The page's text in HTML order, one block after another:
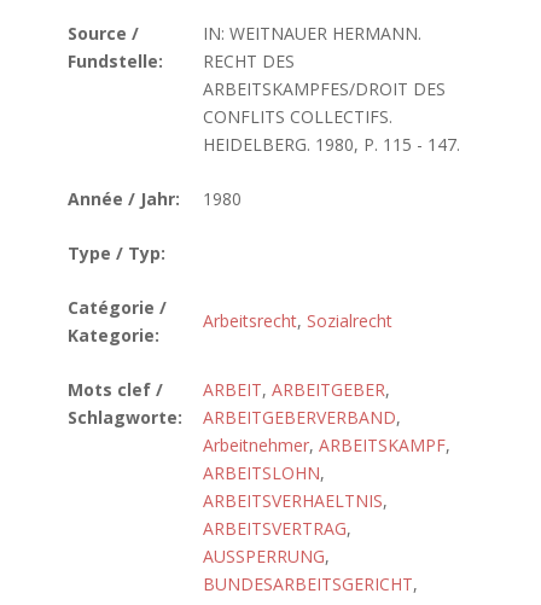
Source /
Fundstelle:
IN: WEITNAUER HERMANN.
RECHT DES
ARBEITSKAMPFES/DROIT DES
CONFLITS COLLECTIFS.
HEIDELBERG. 1980, P. 115 - 147.
Année / Jahr: 1980
Type / Typ:
Catégorie /
Kategorie:
Arbeitsrecht, Sozialrecht
Mots clef /
Schlagworte:
ARBEIT, ARBEITGEBER,
ARBEITGEBERVERBAND,
Arbeitnehmer, ARBEITSKAMPF,
ARBEITSLOHN,
ARBEITSVERHAELTNIS,
ARBEITSVERTRAG,
AUSSPERRUNG,
BUNDESARBEITSGERICHT,